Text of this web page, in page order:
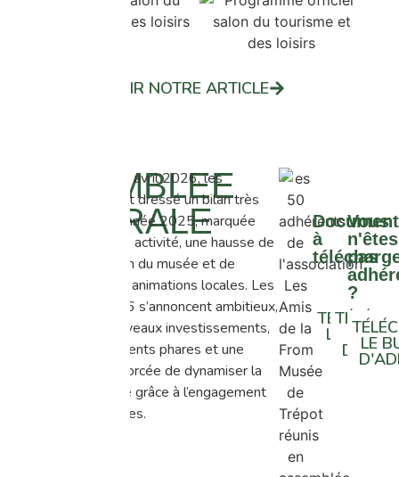
VOIR NOTRE ARTICLE
ASSEMBLEE
GENERALE
Réunis le 10 avril 2026, les
membres ont dressé un bilan très
positif de l’année 2025, marquée
par une forte activité, une hausse de
fréquentation du musée et de
nombreuses animations locales. Les
projets 2026 s’annoncent ambitieux,
avec de nouveaux investissements,
des événements phares et une
volonté renforcée de dynamiser la
vie du village grâce à l’engagement
des bénévoles.
à
LE
RENDU
LE
Vous
n'êtes
pas
?
LE